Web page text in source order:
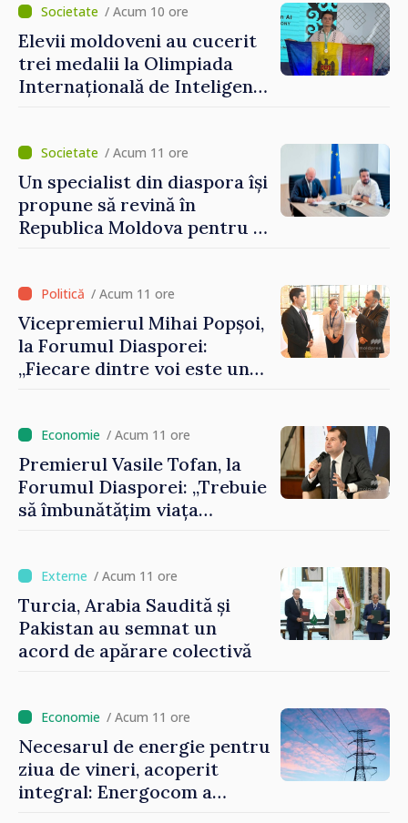
Grosu: „Este important să
depășim blocajele și să dăm o
șansă localităților să se
dezvolte”
/ Acum 10 ore
Elevii moldoveni au cucerit
trei medalii la Olimpiada
Internațională de Inteligență
/ Acum 11 ore
Un specialist din diaspora își
propune să revină în
Republica Moldova pentru a
/ Acum 11 ore
Vicepremierul Mihai Popșoi,
la Forumul Diasporei:
„Fiecare dintre voi este un
imaginii Republicii Moldova”
/ Acum 11 ore
Premierul Vasile Tofan, la
Forumul Diasporei: „Trebuie
să îmbunătățim viața
/ Acum 11 ore
Turcia, Arabia Saudită și
Pakistan au semnat un
acord de apărare colectivă
/ Acum 11 ore
Necesarul de energie pentru
ziua de vineri, acoperit
integral: Energocom a